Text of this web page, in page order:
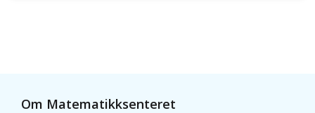
Om Matematikksenteret